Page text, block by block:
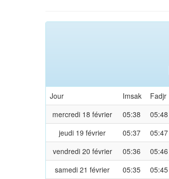
Jour Imsak Fadjr
mercredi 18 février
05:38 05:48
jeudi 19 février
05:37 05:47
vendredi 20 février
05:36 05:46
samedi 21 février
05:35 05:45